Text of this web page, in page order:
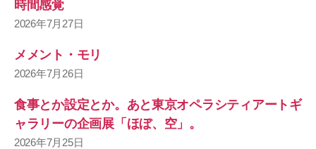
時間感覚
2026年7月27日
メメント・モリ
2026年7月26日
食事とか設定とか。あと東京オペラシティアートギ
ャラリーの企画展「ほぼ、空」。
2026年7月25日